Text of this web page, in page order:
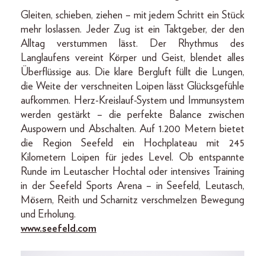
Gleiten, schieben, ziehen – mit jedem Schritt ein Stück
mehr loslassen. Jeder Zug ist ein Taktgeber, der den
Alltag verstummen lässt. Der Rhythmus des
Langlaufens vereint Körper und Geist, blendet alles
Überflüssige aus. Die klare Bergluft füllt die Lungen,
die Weite der verschneiten Loipen lässt Glücksgefühle
aufkommen. Herz-Kreislauf-System und Immunsystem
werden gestärkt – die perfekte Balance zwischen
Auspowern und Abschalten. Auf 1.200 Metern bietet
die Region Seefeld ein Hochplateau mit 245
Kilometern Loipen für jedes Level. Ob entspannte
Runde im Leutascher Hochtal oder intensives Training
in der Seefeld Sports Arena – in Seefeld, Leutasch,
Mösern, Reith und Scharnitz verschmelzen Bewegung
und Erholung.
www.seefeld.com